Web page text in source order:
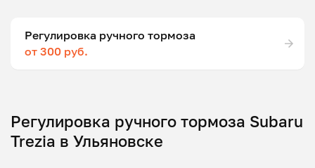
Регулировка ручного тормоза
от 300 руб.
Регулировка ручного тормоза Subaru
Trezia в Ульяновске